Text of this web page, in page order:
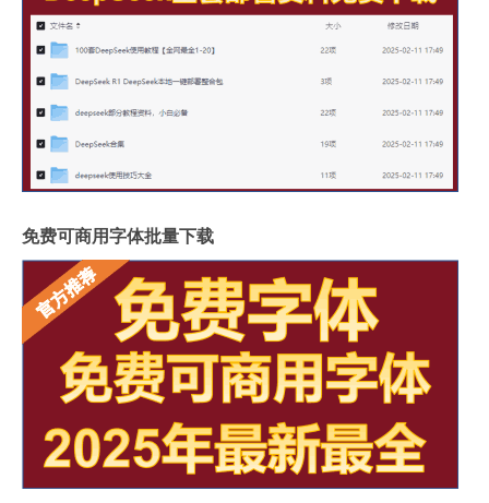
免费可商用字体批量下载